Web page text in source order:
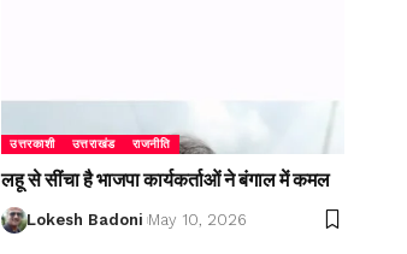
उत्तरकाशी उत्तराखंड राजनीति
लहू से सींचा है भाजपा कार्यकर्ताओं ने बंगाल में कमल
Lokesh Badoni May 10, 2026